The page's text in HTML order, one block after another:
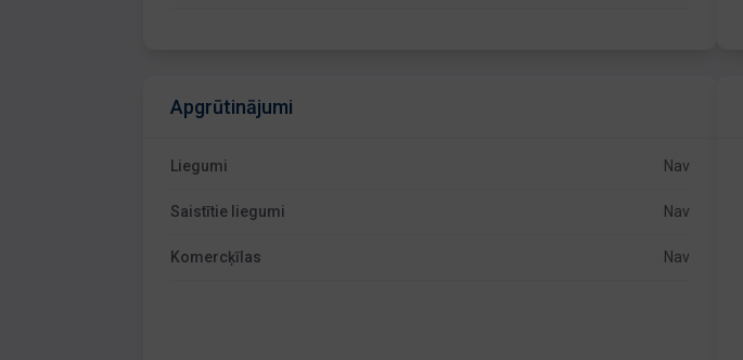
Apgrūtinājumi
Liegumi Nav
Saistītie liegumi Nav
Komercķīlas Nav